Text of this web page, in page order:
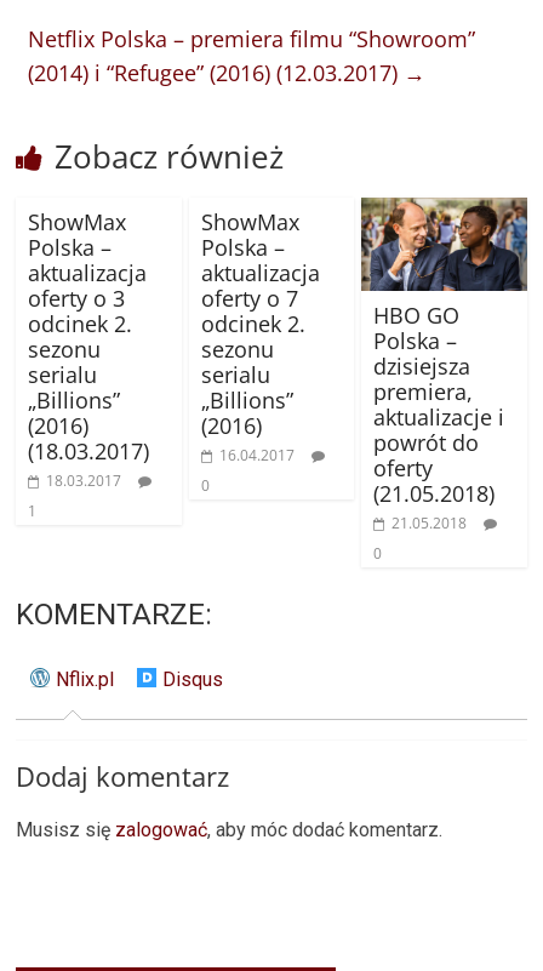
Netflix Polska – premiera filmu “Showroom”
(2014) i “Refugee” (2016) (12.03.2017) →
Zobacz również
ShowMax
Polska –
aktualizacja
oferty o 3
odcinek 2.
sezonu
serialu
„Billions”
(2016)
(18.03.2017)
18.03.2017
1
ShowMax
Polska –
aktualizacja
oferty o 7
odcinek 2.
sezonu
serialu
„Billions”
(2016)
16.04.2017
0
HBO GO
Polska –
dzisiejsza
premiera,
aktualizacje i
powrót do
oferty
(21.05.2018)
21.05.2018
0
KOMENTARZE:
Nflix.pl Disqus
Dodaj komentarz
Musisz się zalogować, aby móc dodać komentarz.